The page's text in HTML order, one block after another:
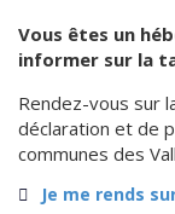
Vous êtes un
informer sur la
Rendez-vous sur
déclaration et de
communes des
Je me rends